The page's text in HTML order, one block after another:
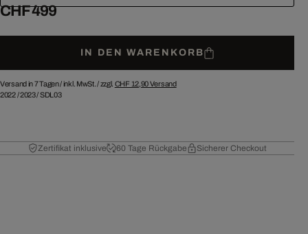
CHF 499
IN DEN WARENKORB
Versand in 7 Tagen /inkl. MwSt. / zzgl. CHF 12,90Versand
2022/2023/SDL03
Zertifikat inklusive 60 Tage Rückgabe Sicherer Checkout